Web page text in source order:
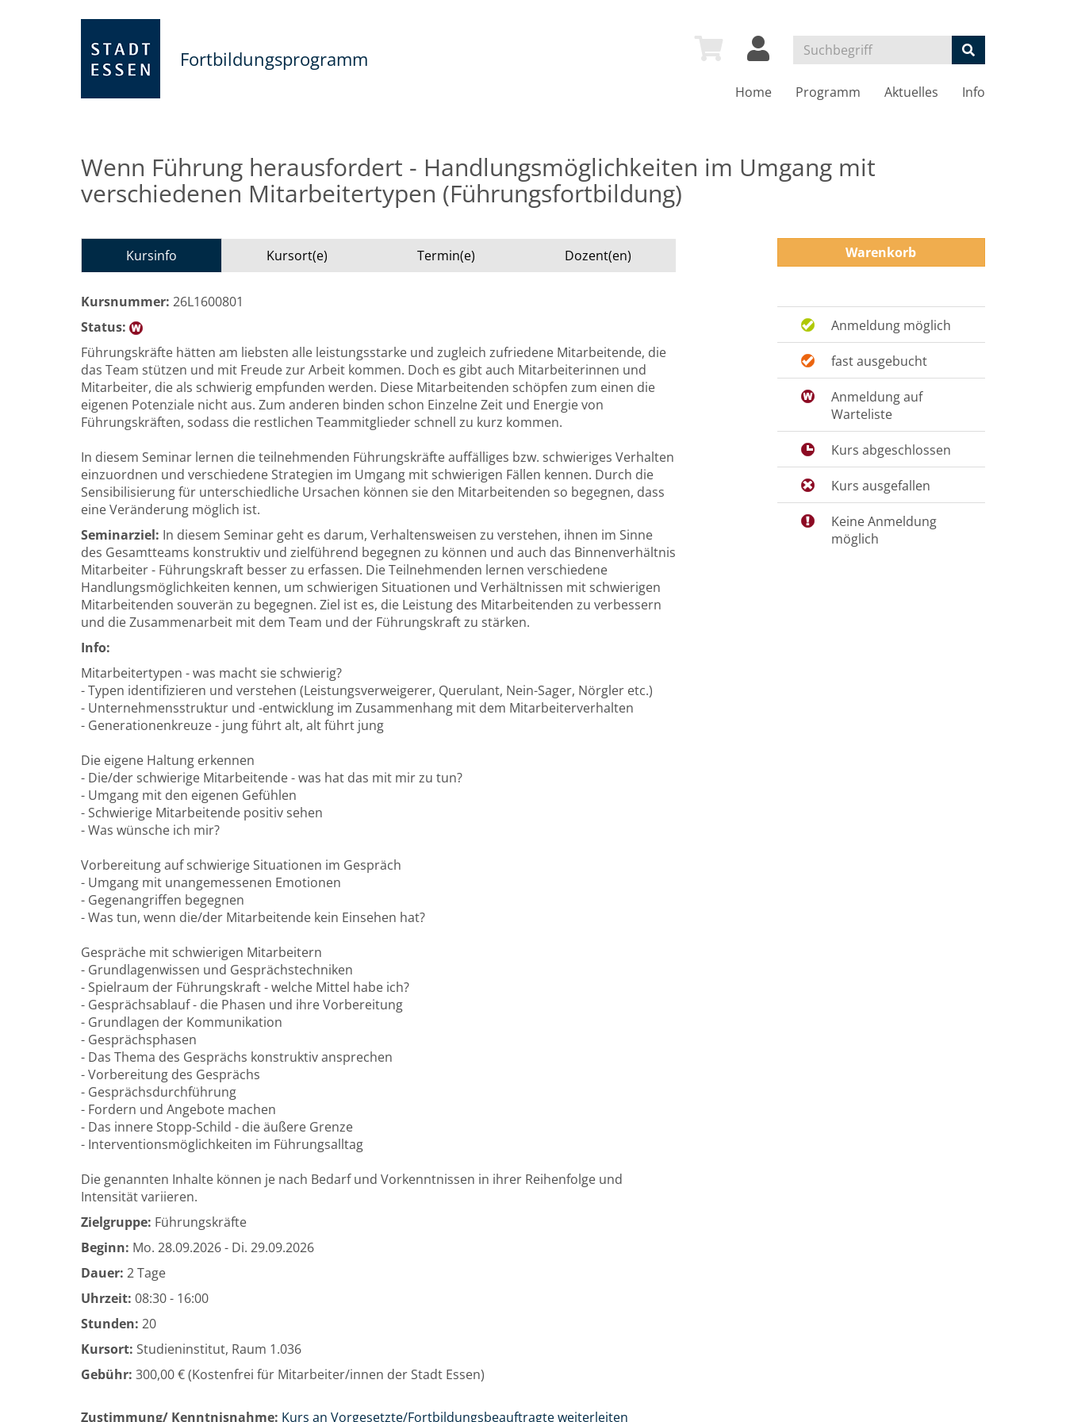
Fortbildungsprogramm
Home Programm Aktuelles Info
Wenn Führung herausfordert - Handlungsmöglichkeiten im Umgang mit
verschiedenen Mitarbeitertypen (Führungsfortbildung)
Kursinfo Kursort(e) Termin(e) Dozent(en)
Kursnummer: 26L1600801
Status:
Führungskräfte hätten am liebsten alle leistungsstarke und zugleich zufriedene Mitarbeitende, die
das Team stützen und mit Freude zur Arbeit kommen. Doch es gibt auch Mitarbeiterinnen und
Mitarbeiter, die als schwierig empfunden werden. Diese Mitarbeitenden schöpfen zum einen die
eigenen Potenziale nicht aus. Zum anderen binden schon Einzelne Zeit und Energie von
Führungskräften, sodass die restlichen Teammitglieder schnell zu kurz kommen.
In diesem Seminar lernen die teilnehmenden Führungskräfte auffälliges bzw. schwieriges Verhalten
einzuordnen und verschiedene Strategien im Umgang mit schwierigen Fällen kennen. Durch die
Sensibilisierung für unterschiedliche Ursachen können sie den Mitarbeitenden so begegnen, dass
eine Veränderung möglich ist.
Seminarziel: In diesem Seminar geht es darum, Verhaltensweisen zu verstehen, ihnen im Sinne
des Gesamtteams konstruktiv und zielführend begegnen zu können und auch das Binnenverhältnis
Mitarbeiter - Führungskraft besser zu erfassen. Die Teilnehmenden lernen verschiedene
Handlungsmöglichkeiten kennen, um schwierigen Situationen und Verhältnissen mit schwierigen
Mitarbeitenden souverän zu begegnen. Ziel ist es, die Leistung des Mitarbeitenden zu verbessern
und die Zusammenarbeit mit dem Team und der Führungskraft zu stärken.
Info:
Mitarbeitertypen - was macht sie schwierig?
- Typen identifizieren und verstehen (Leistungsverweigerer, Querulant, Nein-Sager, Nörgler etc.)
- Unternehmensstruktur und -entwicklung im Zusammenhang mit dem Mitarbeiterverhalten
- Generationenkreuze - jung führt alt, alt führt jung
Die eigene Haltung erkennen
- Die/der schwierige Mitarbeitende - was hat das mit mir zu tun?
- Umgang mit den eigenen Gefühlen
- Schwierige Mitarbeitende positiv sehen
- Was wünsche ich mir?
Vorbereitung auf schwierige Situationen im Gespräch
- Umgang mit unangemessenen Emotionen
- Gegenangriffen begegnen
- Was tun, wenn die/der Mitarbeitende kein Einsehen hat?
Gespräche mit schwierigen Mitarbeitern
- Grundlagenwissen und Gesprächstechniken
- Spielraum der Führungskraft - welche Mittel habe ich?
- Gesprächsablauf - die Phasen und ihre Vorbereitung
- Grundlagen der Kommunikation
- Gesprächsphasen
- Das Thema des Gesprächs konstruktiv ansprechen
- Vorbereitung des Gesprächs
- Gesprächsdurchführung
- Fordern und Angebote machen
- Das innere Stopp-Schild - die äußere Grenze
- Interventionsmöglichkeiten im Führungsalltag
Die genannten Inhalte können je nach Bedarf und Vorkenntnissen in ihrer Reihenfolge und
Intensität variieren.
Zielgruppe: Führungskräfte
Beginn: Mo. 28.09.2026 - Di. 29.09.2026
Dauer: 2 Tage
Uhrzeit: 08:30 - 16:00
Stunden: 20
Kursort: Studieninstitut, Raum 1.036
Gebühr: 300,00 € (Kostenfrei für Mitarbeiter/innen der Stadt Essen)
Zustimmung/ Kenntnisnahme: Kurs an Vorgesetzte/Fortbildungsbeauftragte weiterleiten
Warenkorb
Anmeldung möglich
fast ausgebucht
Anmeldung auf
Warteliste
Kurs abgeschlossen
Kurs ausgefallen
Keine Anmeldung
möglich